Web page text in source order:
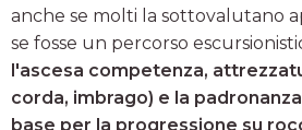
anche se molti la sottovalutano
se fosse un percorso
l'ascesa competenza,
corda, imbrago) e la
base per la progressione su